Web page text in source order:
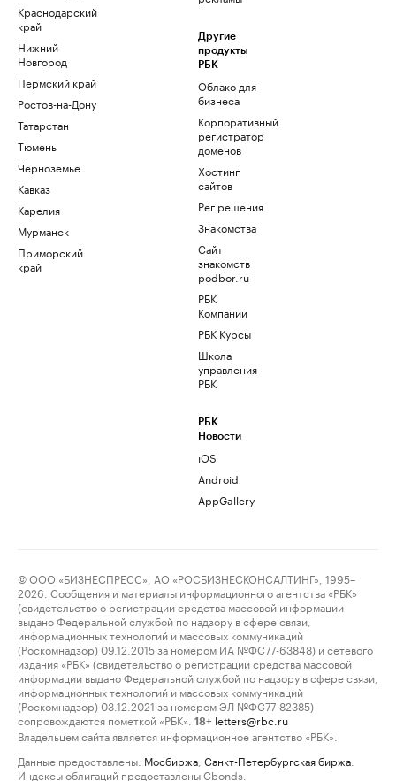
Краснодарский
край
Нижний
Новгород
Пермский край
Ростов-на-Дону
Татарстан
Тюмень
Черноземье
Кавказ
Карелия
Мурманск
Приморский
край
Другие
продукты
РБК
Облако для
бизнеса
Корпоративный
регистратор
доменов
Хостинг
сайтов
Рег.решения
Знакомства
Сайт
знакомств
podbor.ru
РБК
Компании
РБК Курсы
Школа
управления
РБК
РБК
Новости
iOS
Android
AppGallery
© ООО «БИЗНЕСПРЕСС», АО «РОСБИЗНЕСКОНСАЛТИНГ», 1995–
2026. Сообщения и материалы информационного агентства «РБК»
(свидетельство о регистрации средства массовой информации
выдано Федеральной службой по надзору в сфере связи,
информационных технологий и массовых коммуникаций
(Роскомнадзор) 09.12.2015 за номером ИА №ФС77-63848) и сетевого
издания «РБК» (свидетельство о регистрации средства массовой
информации выдано Федеральной службой по надзору в сфере связи,
информационных технологий и массовых коммуникаций
(Роскомнадзор) 03.12.2021 за номером ЭЛ №ФС77-82385)
сопровождаются пометкой «РБК».
18+ letters@rbc.ru
Владельцем сайта является информационное агентство «РБК».
Данные предоставлены: Мосбиржа Санкт-Петербургская биржа
Индексы облигаций предоставлены Cbonds.